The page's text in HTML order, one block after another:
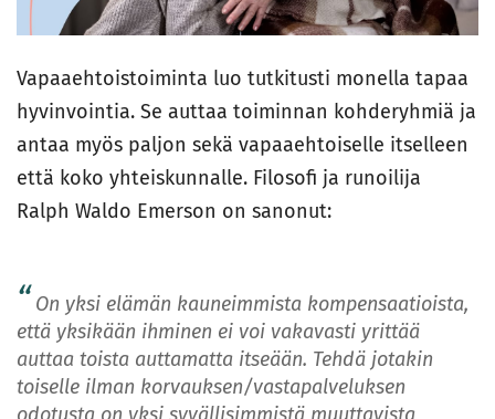
Vapaaehtoistoiminta luo tutkitusti monella tapaa
hyvinvointia. Se auttaa toiminnan kohderyhmiä ja
antaa myös paljon sekä vapaaehtoiselle itselleen
että koko yhteiskunnalle. Filosofi ja runoilija
Ralph Waldo Emerson on sanonut:
On yksi elämän kauneimmista kompensaatioista,
että yksikään ihminen ei voi vakavasti yrittää
auttaa toista auttamatta itseään. Tehdä jotakin
toiselle ilman korvauksen/vastapalveluksen